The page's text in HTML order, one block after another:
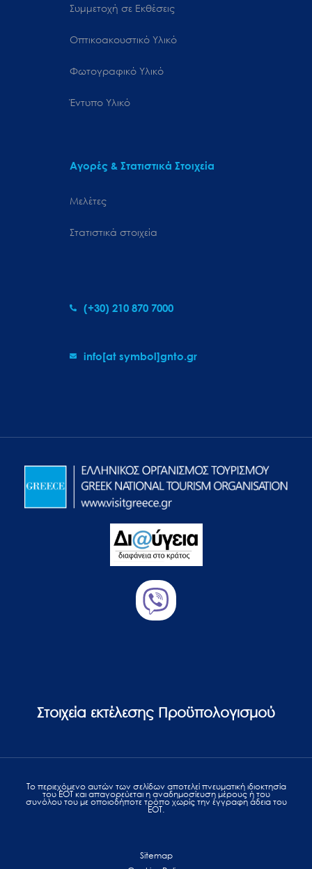
Συμμετοχή σε Εκθέσεις
Οπτικοακουστικό Υλικό
Φωτογραφικό Υλικό
Έντυπο Υλικό
Αγορές & Στατιστικά Στοιχεία
Μελέτες
Στατιστικά στοιχεία
(+30) 210 870 7000
info[at symbol]gnto.gr
Στοιχεία εκτέλεσης Προϋπολογισμού
Το περιεχόμενο αυτών των σελίδων αποτελεί πvευματική ιδιοκτησία
του ΕΟΤ και απαγορεύεται η αναδημοσίευση μέρους ή του
συνόλου του με οποιοδήποτε τρόπο χωρίς την έγγραφη άδεια του
ΕΟΤ.
Sitemap